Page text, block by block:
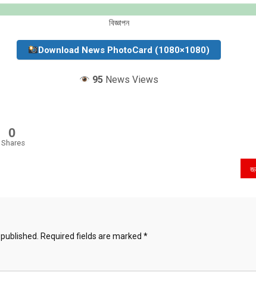
বিজ্ঞাপন
Download News PhotoCard (1080×1080)
95 News Views
0
Shares
Required fields are marked *